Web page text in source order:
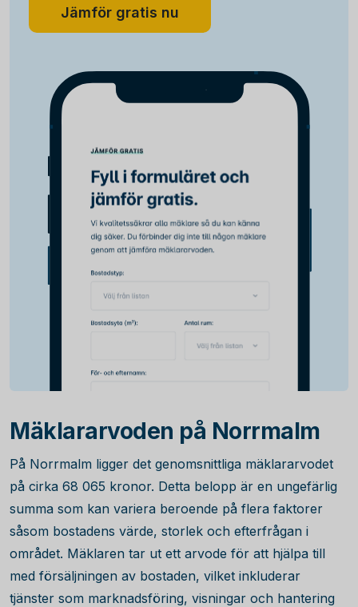
Jämför gratis nu
Mäklararvoden på Norrmalm
På Norrmalm ligger det genomsnittliga mäklararvodet
på cirka 68 065 kronor. Detta belopp är en ungefärlig
summa som kan variera beroende på flera faktorer
såsom bostadens värde, storlek och efterfrågan i
området. Mäklaren tar ut ett arvode för att hjälpa till
med försäljningen av bostaden, vilket inkluderar
tjänster som marknadsföring, visningar och hantering